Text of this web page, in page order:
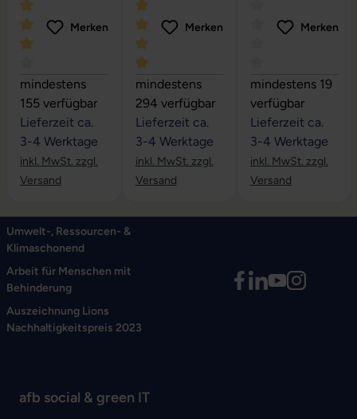
Durchschnittliche Bewertung von 4 von 5 Sternen
Merken
mindestens
155 verfügbar
Lieferzeit ca.
3-4 Werktage
inkl. MwSt. zzgl.
Versand
Durchschnittliche Bewertung von 5
Merken
mindestens
294 verfügbar
Lieferzeit ca.
3-4 Werktage
inkl. MwSt. zzgl.
Versand
Durchschnittliche
Merken
mindestens 19
verfügbar
Lieferzeit ca.
3-4 Werktage
inkl. MwSt. zzgl.
Versand
Umwelt-, Ressourcen- &
Klimaschonend
Arbeit für Menschen mit
Behinderung
Auszeichnung Lions
Nachhaltigkeitspreis 2023
afb social & green IT